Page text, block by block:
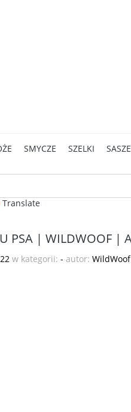
SMYCZE SZELKI
Translate
PSA | WILDWOOF |
w kategorii: - autor: WildWoof